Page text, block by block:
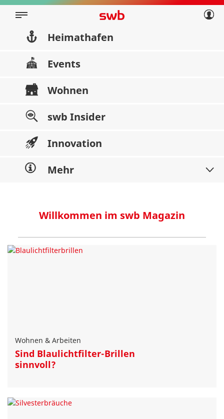
Privatkunden
Geschäftskunden
Heimathafen
Events
Wohnen
swb Insider
Innovation
Mehr
Willkommen im swb Magazin
Wohnen & Arbeiten
Sind Blaulichtfilter-Brillen
sinnvoll?